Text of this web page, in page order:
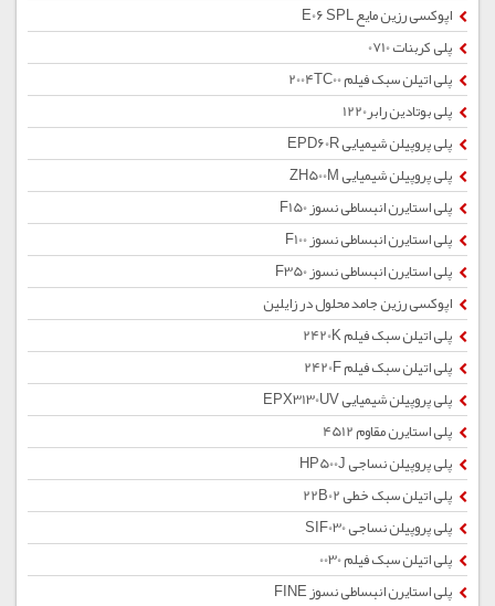
اپوکسی رزین مایع E06 SPL
پلی کربنات 0710
پلی اتیلن سبک فیلم 2004TC00
پلی بوتادین رابر1220
پلی پروپیلن شیمیایی EPD60R
پلی پروپیلن شیمیایی ZH500M
پلی استایرن انبساطی نسوز F150
پلی استایرن انبساطی نسوز F100
پلی استایرن انبساطی نسوز F350
اپوکسی رزین جامد محلول در زایلین
پلی اتیلن سبک فیلم 2420K
پلی اتیلن سبک فیلم 2420F
پلی پروپیلن شیمیایی EPX3130UV
پلی استایرن مقاوم 4512
پلی پروپیلن نساجی HP500J
پلی اتیلن سبک خطی 22B02
پلی پروپیلن نساجی SIF030
پلی اتیلن سبک فیلم 0030
پلی استایرن انبساطی نسوز FINE